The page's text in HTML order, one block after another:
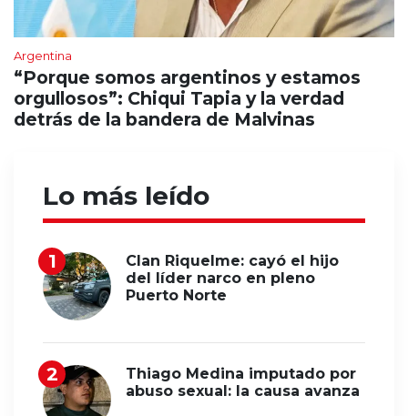
Argentina
“Porque somos argentinos y estamos
orgullosos”: Chiqui Tapia y la verdad
detrás de la bandera de Malvinas
Lo más leído
Clan Riquelme: cayó el hijo
del líder narco en pleno
Puerto Norte
Thiago Medina imputado por
abuso sexual: la causa avanza